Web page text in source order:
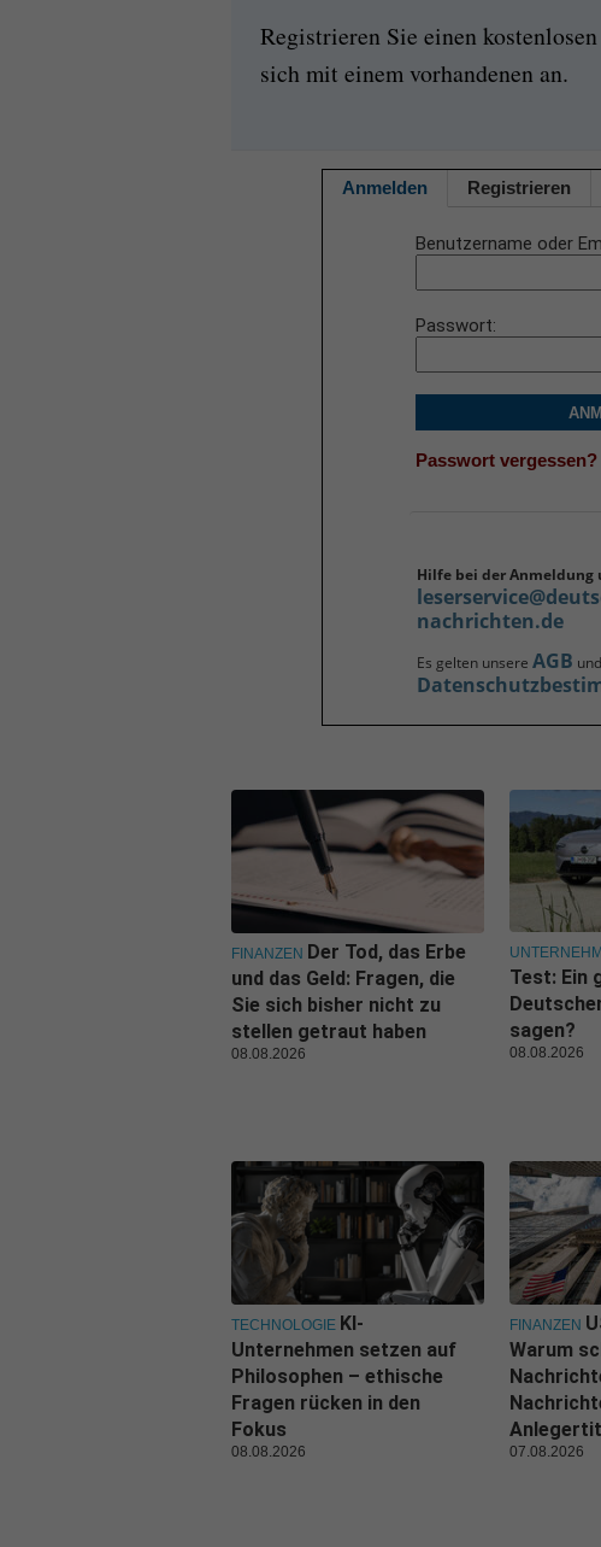
Registrieren Sie einen
sich mit einem vorhandenen an.
Anmelden Registrieren
Benutzername oder
Passwort
Passwort vergessen?
Hilfe bei der Anmeldung
nachrichten.de
Es gelten unsere AGB und
FINANZEN Der Tod, das Erbe
und das Geld: Fragen, die
Sie sich bisher nicht zu
stellen getraut haben
08.08.2026
Test: Ein
sagen?
08.08.2026
TECHNOLOGIE KI-
Unternehmen setzen auf
Philosophen – ethische
Fragen rücken in den
Fokus
08.08.2026
FINANZEN
Warum
07.08.2026